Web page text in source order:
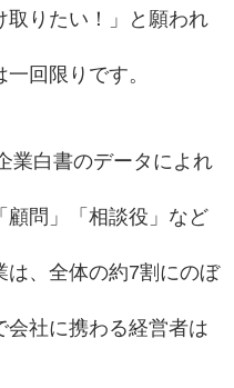
取りたい！」と願われ
回限りです。
業白書のデータによれ
顧問」「相談役」など
は、全体の約7割にのぼ
会社に携わる経営者は